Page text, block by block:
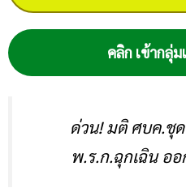
คลิก เข้ากลุ่ม
ด่วน! มติ ศบค.ชุ
พ.ร.ก.ฉุกเฉิน อ